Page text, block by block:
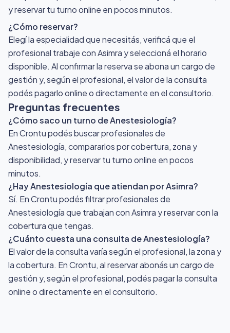
y reservar tu turno online en pocos minutos.
¿Cómo reservar?
Elegí la especialidad que necesitás, verificá que el
profesional trabaje con Asimra y seleccioná el horario
disponible. Al confirmar la reserva se abona un cargo de
gestión y, según el profesional, el valor de la consulta
podés pagarlo online o directamente en el consultorio.
Preguntas frecuentes
¿Cómo saco un turno de Anestesiología?
En Crontu podés buscar profesionales de
Anestesiología, compararlos por cobertura, zona y
disponibilidad, y reservar tu turno online en pocos
minutos.
¿Hay Anestesiología que atiendan por Asimra?
Sí. En Crontu podés filtrar profesionales de
Anestesiología que trabajan con Asimra y reservar con la
cobertura que tengas.
¿Cuánto cuesta una consulta de Anestesiología?
El valor de la consulta varía según el profesional, la zona y
la cobertura. En Crontu, al reservar abonás un cargo de
gestión y, según el profesional, podés pagar la consulta
online o directamente en el consultorio.